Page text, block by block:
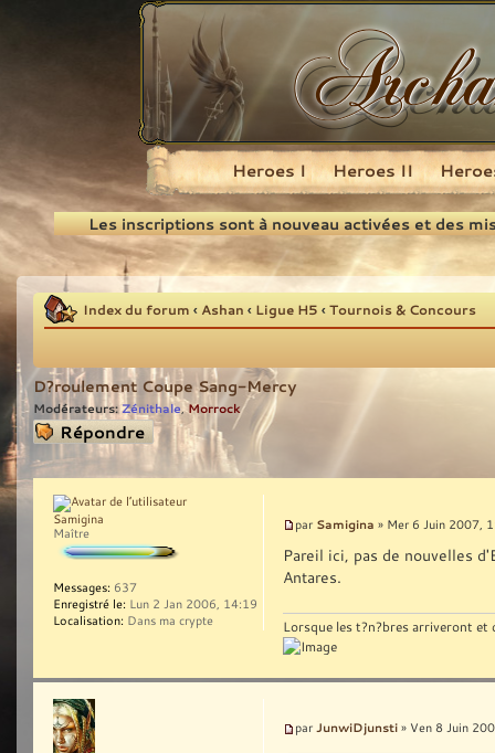
Recherche
Heroes I Heroes II
Les inscriptions sont à nouveau activées et des
Index du forum ‹ Ashan ‹ Ligue H5 ‹Tournois & Concours
D?roulement Coupe Sang-Mercy
Modérateurs: Zénithale,Morrock
Répondre
par Samigina » Mer 6 Juin 2007,
Pareil ici, pas de nouvelles
Antares.
Lorsque les t?n?bres arriveront et
Samigina
Maître
Messages: 637
Enregistré le: Lun 2 Jan 2006, 14:19
Localisation: Dans ma crypte
par JunwiDjunsti » Ven 8 Juin